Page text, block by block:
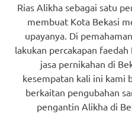
Rias Alikha sebagai satu
membuat Kota Bekasi
upayanya. Di
lakukan percakapan
jasa pernikahan di
kesempatan kali ini kami
berkaitan pengubahan
pengantin Alikha di